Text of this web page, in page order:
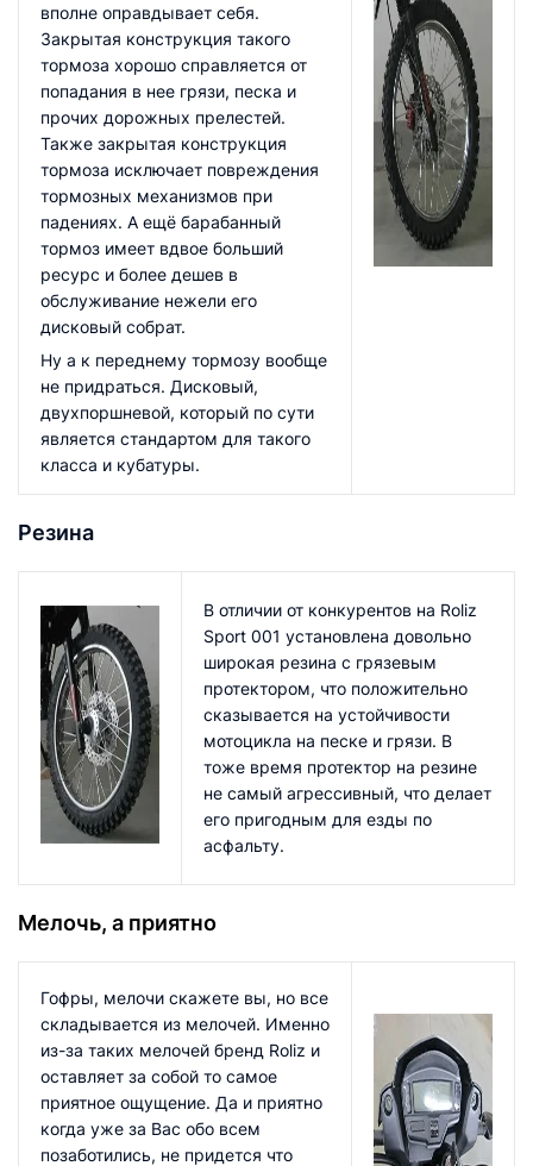
вполне оправдывает себя.
Закрытая конструкция такого
тормоза хорошо справляется от
попадания в нее грязи, песка и
прочих дорожных прелестей.
Также закрытая конструкция
тормоза исключает повреждения
тормозных механизмов при
падениях. А ещё барабанный
тормоз имеет вдвое больший
ресурс и более дешев в
обслуживание нежели его
дисковый собрат.
Ну а к переднему тормозу вообще
не придраться. Дисковый,
двухпоршневой, который по сути
является стандартом для такого
класса и кубатуры.
Резина
В отличии от конкурентов на Roliz
Sport 001 установлена довольно
широкая резина с грязевым
протектором, что положительно
сказывается на устойчивости
мотоцикла на песке и грязи. В
тоже время протектор на резине
не самый агрессивный, что делает
его пригодным для езды по
асфальту.
Мелочь, а приятно
Гофры, мелочи скажете вы, но все
складывается из мелочей. Именно
из-за таких мелочей бренд Roliz и
оставляет за собой то самое
приятное ощущение. Да и приятно
когда уже за Вас обо всем
позаботились, не придется что